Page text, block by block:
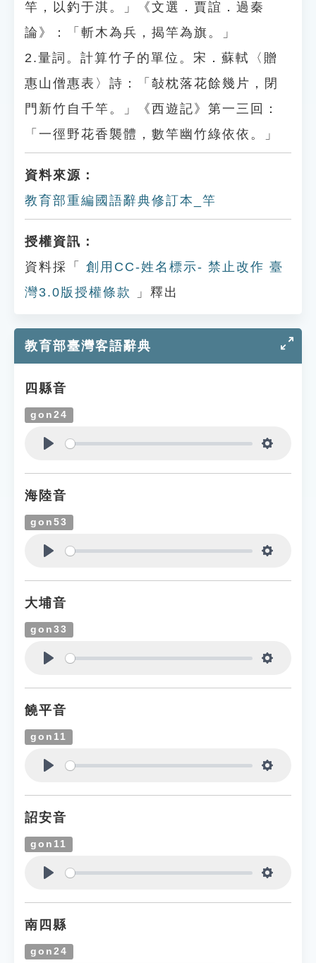
竿，以釣于淇。」《文選．賈誼．過秦
論》：「斬木為兵，揭竿為旗。」
2.量詞。計算竹子的單位。宋．蘇軾〈贈
惠山僧惠表〉詩：「敧枕落花餘幾片，閉
門新竹自千竿。」《西遊記》第一三回：
「一徑野花香襲體，數竿幽竹綠依依。」
資料來源：
教育部重編國語辭典修訂本_竿
授權資訊：
資料採「
創用CC-姓名標示- 禁止改作 臺
灣3.0版授權條款
」釋出
教育部臺灣客語辭典
四縣音
gon24
海陸音
gon53
大埔音
gon33
饒平音
gon11
詔安音
gon11
南四縣
gon24